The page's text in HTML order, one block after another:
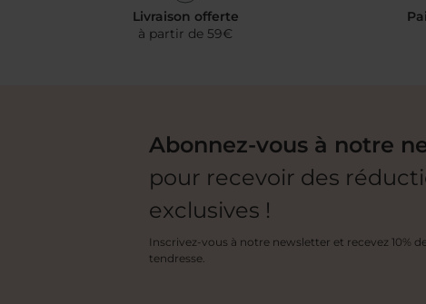
Livraison offerte
à partir de 59€
Abonnez-vous à notre
pour recevoir des
exclusives !
Inscrivez-vous à notre newsletter et recevez 10%
tendresse.